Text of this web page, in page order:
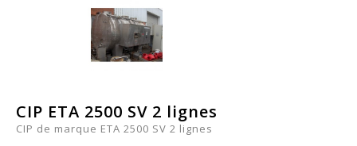
CIP ETA 2500 SV 2 lignes
CIP de marque ETA 2500 SV 2 lignes